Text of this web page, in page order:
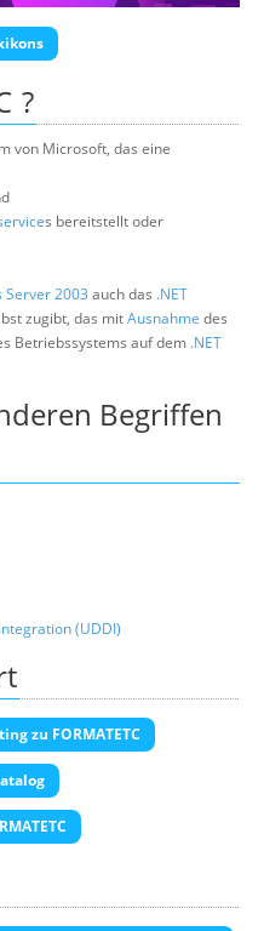
?
von Microsoft, das eine
s bereitstellt oder
Server 2003 auch das .NET
zugibt, das mitAusnahme des
Betriebssystems auf dem .NET
Begriffen
(UDDI)
zu FORMATETC